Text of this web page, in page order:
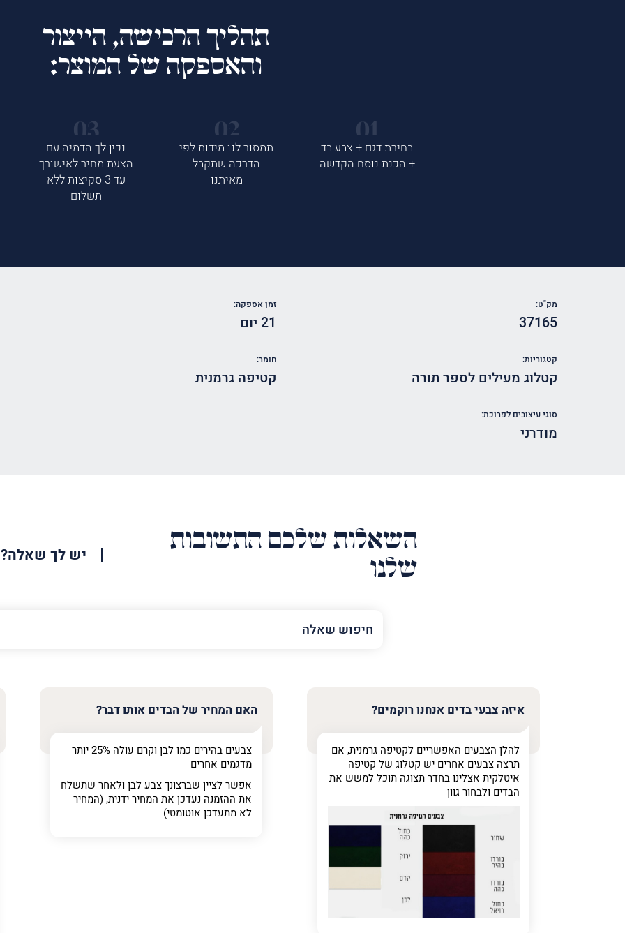
תהליך הרכישה, הייצור
והאספקה של המוצר:
בחירת דגם + צבע בד
+ הכנת נוסח הקדשה
תמסור לנו מידות לפי
הדרכה שתקבל
מאיתנו
נכין לך הדמיה עם
הצעת מחיר לאישורך
עד 3 סקיצות ללא
תשלום
מק"ט:
37165
זמן אספקה:
21 יום
קטגוריות:
קטלוג מעילים לספר תורה
חומר:
קטיפה גרמנית
סוגי עיצובים לפרוכת:
מודרני
השאלות שלכם התשובות
שלנו
יש לך שאלה?
פרט
על
מה
איזה צבעי בדים אנחנו רוקמים?
להלן הצבעים האפשריים לקטיפה גרמנית, אם
תרצה צבעים אחרים יש קטלוג של קטיפה
איטלקית אצלינו בחדר תצוגה תוכל למשש את
הבדים ולבחור גוון
האם המחיר של הבדים אותו דבר?
צבעים בהירים כמו לבן וקרם עולה 25% יותר
מדגמים אחרים
אפשר לציין שברצונך צבע לבן ולאחר שתשלח
את ההזמנה נעדכן את המחיר ידנית, (המחיר
לא מתעדכן אוטומטי)